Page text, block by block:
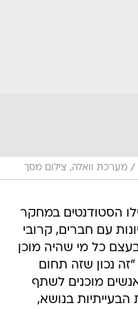
/ מערכת וואלה, צילום מסך
הסטודנטים במחקר
עם חברים, קרובי
כל מי שהיה מוכן
נכון שזה תחום
מוכנים לשתף
בנושא,